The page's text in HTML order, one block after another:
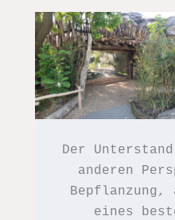
Der
anderen
Bepflanzung,
eines